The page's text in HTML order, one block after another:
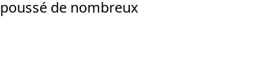
de nombreux